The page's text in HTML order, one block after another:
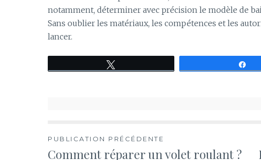
notamment, déterminer avec précision le modèle de
Sans oublier les matériaux, les compétences et les
lancer.
Navigation
PUBLICATION PRÉCÉDENTE
Comment réparer un volet roulant ?